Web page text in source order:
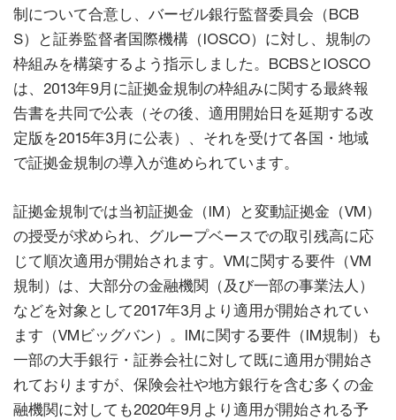
制について合意し、バーゼル銀行監督委員会（BCB
S）と証券監督者国際機構（IOSCO）に対し、規制の
枠組みを構築するよう指示しました。BCBSとIOSCO
は、2013年9月に証拠金規制の枠組みに関する最終報
告書を共同で公表（その後、適用開始日を延期する改
定版を2015年3月に公表）、それを受けて各国・地域
で証拠金規制の導入が進められています。
証拠金規制では当初証拠金（IM）と変動証拠金（VM）
の授受が求められ、グループベースでの取引残高に応
じて順次適用が開始されます。VMに関する要件（VM
規制）は、大部分の金融機関（及び一部の事業法人）
などを対象として2017年3月より適用が開始されてい
ます（VMビッグバン）。IMに関する要件（IM規制）も
一部の大手銀行・証券会社に対して既に適用が開始さ
れておりますが、保険会社や地方銀行を含む多くの金
融機関に対しても2020年9月より適用が開始される予